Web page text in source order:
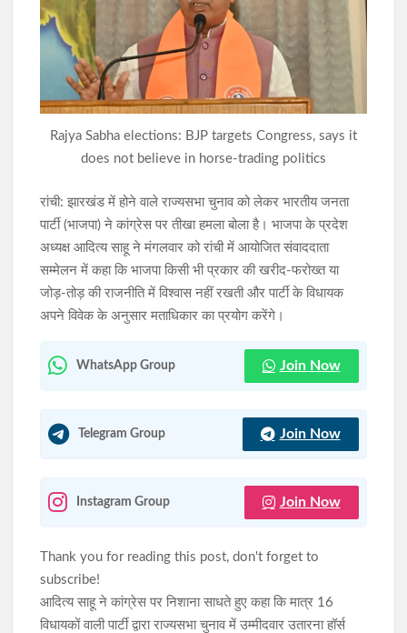
JPSC-JSSC आंदोलन: 10 अगस्त के विधानसभा घेराव की तैयारी पूरी,
देवेंद्रनाथ महतो का आमरण अनशन 8वें दिन भी जारी
झारखंड में छात्र संगठनों और सरकार की वार्ता खत्म, 14वीं JPSC रद्द करने
Rajya Sabha elections: BJP targets Congress, says it
does not believe in horse-trading politics
रांची: झारखंड में होने वाले राज्यसभा चुनाव को लेकर भारतीय जनता
पार्टी (भाजपा) ने कांग्रेस पर तीखा हमला बोला है। भाजपा के प्रदेश
अध्यक्ष आदित्य साहू ने मंगलवार को रांची में आयोजित संवाददाता
सम्मेलन में कहा कि भाजपा किसी भी प्रकार की खरीद-फरोख्त या
जोड़-तोड़ की राजनीति में विश्वास नहीं रखती और पार्टी के विधायक
अपने विवेक के अनुसार मताधिकार का प्रयोग करेंगे।
WhatsApp Group Join Now
Telegram Group Join Now
Instagram Group Join Now
Thank you for reading this post, don't forget to
subscribe!
आदित्य साहू ने कांग्रेस पर निशाना साधते हुए कहा कि मात्र 16
विधायकों वाली पार्टी द्वारा राज्यसभा चुनाव में उम्मीदवार उतारना हॉर्स